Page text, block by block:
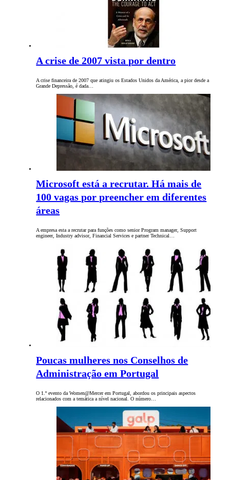
A crise de 2007 vista por dentro
A crise financeira de 2007 que atingiu os Estados Unidos da América, a pior desde a
Grande Depressão, é dada…
Microsoft está a recrutar. Há mais de
100 vagas por preencher em diferentes
áreas
A empresa esta a recrutar para funções como senior Program manager, Support
engineer, Industry advisor, Financial Services e partner Technical…
Poucas mulheres nos Conselhos de
Administração em Portugal
O 1.º evento da Women@Mercer em Portugal, abordou os principais aspectos
relacionados com a temática a nível nacional. O número…